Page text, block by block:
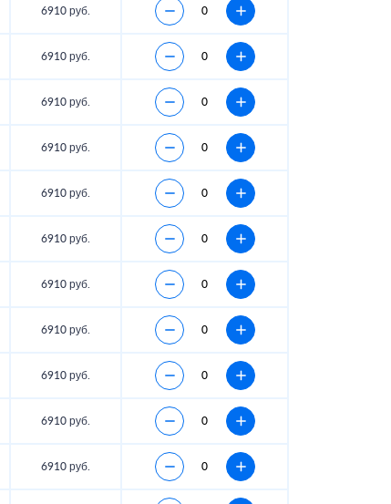
6910 руб.
6910 руб.
6910 руб.
6910 руб.
6910 руб.
6910 руб.
6910 руб.
6910 руб.
6910 руб.
6910 руб.
6910 руб.